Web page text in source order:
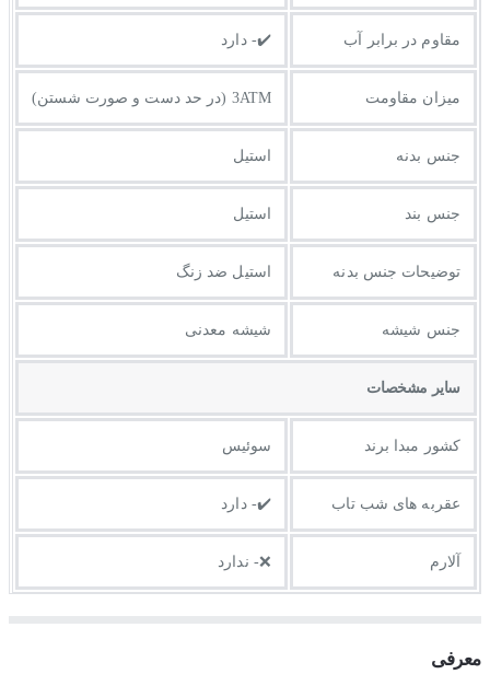
مقاوم در برابر آب ✔️- دارد
میزان مقاومت 3ATM (در حد دست و صورت شستن)
جنس بدنه استیل
جنس بند استیل
توضيحات جنس بدنه استیل ضد زنگ
جنس شیشه شیشه معدنی
ساير مشخصات
کشور مبدا برند سوئیس
عقربه های شب تاب ✔️- دارد
آلارم ❌- ندارد
معرفی